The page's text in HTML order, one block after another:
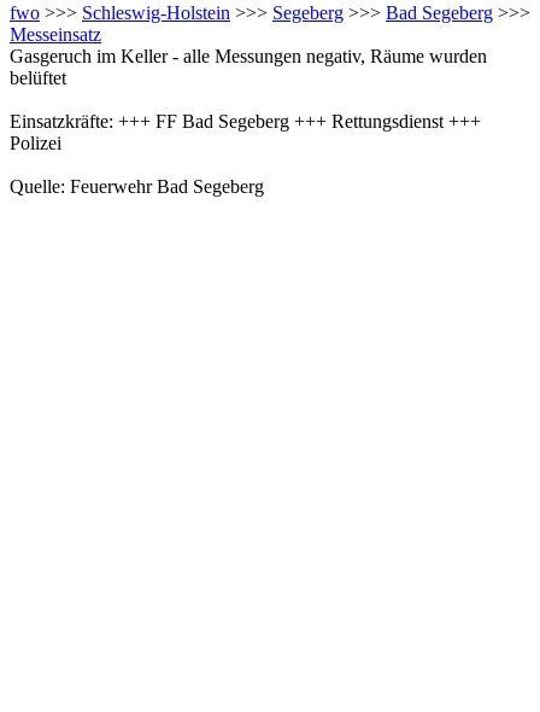
fwo >>> Schleswig-Holstein >>> Segeberg >>> Bad Segeberg >>>
Messeinsatz
Gasgeruch im Keller - alle Messungen negativ, Räume wurden
belüftet
Einsatzkräfte: +++ FF Bad Segeberg +++ Rettungsdienst +++
Polizei
Quelle: Feuerwehr Bad Segeberg